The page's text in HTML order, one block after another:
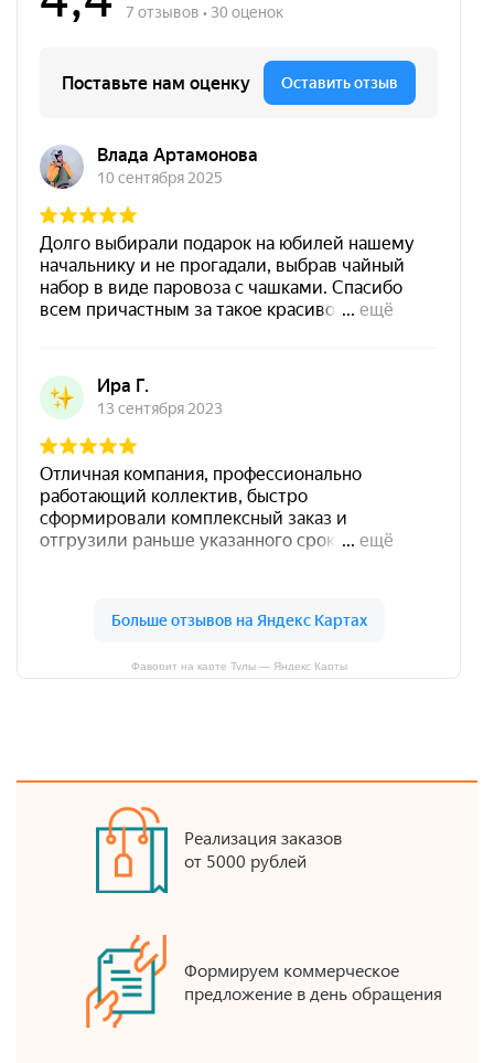
Фаворит на карте Тулы — Яндекс Карты
Реализация заказов
от 5000 рублей
Формируем коммерческое
предложение в день обращения